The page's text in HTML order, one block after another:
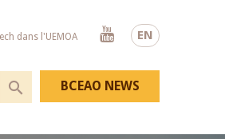
EN
dans l'UEMOA
Youtube
BCEAO NEWS